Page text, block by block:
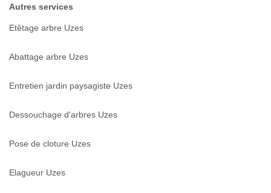
Autres services
Etêtage arbre Uzes
Abattage arbre Uzes
Entretien jardin paysagiste Uzes
Dessouchage d'arbres Uzes
Pose de cloture Uzes
Elagueur Uzes